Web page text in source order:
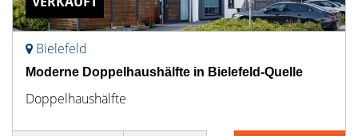
Bielefeld
Moderne Doppelhaushälfte in Bielefeld-Quelle
Doppelhaushälfte